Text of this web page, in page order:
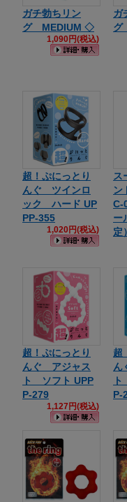
ガチ勃ちリン
グ MEDIUM ◇
1,090円(税込)
ガ
超！ぷにっとり
んぐ ツインロ
ック ハード UP
PP-355
1,020円(税込)
ス
C-
ー
定
超！ぷにっとり
んぐ アジャス
ト ソフト UPP
P-279
1,127円(税込)
超
ん
P-